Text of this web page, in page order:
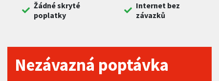
Žádné skryté
poplatky
Internet bez
závazků
Nezávazná poptávka